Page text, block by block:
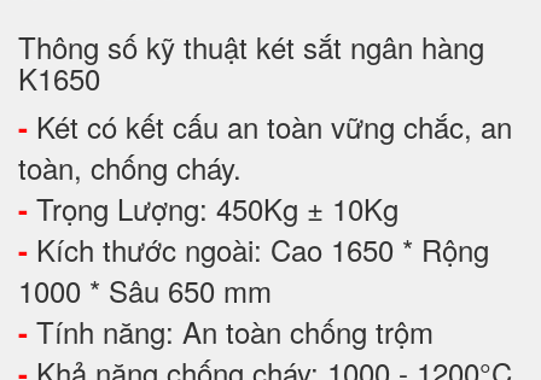
Thông số kỹ thuật két sắt ngân hàng
K1650
- Két có kết cấu an toàn vững chắc, an
toàn, chống cháy.
- Trọng Lượng: 450Kg ± 10Kg
- Kích thước ngoài: Cao 1650 * Rộng
1000 * Sâu 650 mm
- Tính năng: An toàn chống trộm
Khả năng chống cháy: 1000 - 1200°C